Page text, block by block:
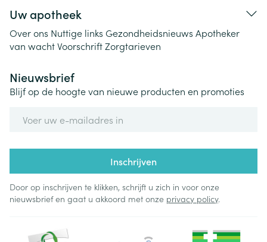
Uw apotheek
Over ons Nuttige links Gezondheidsnieuws Apotheker
van wachtVoorschriftZorgtarieven
Nieuwsbrief
Blijf op de hoogte van nieuwe producten en promoties
Inschrijven
Door op inschrijven te klikken, schrijft u zich in voor onze
nieuwsbrief en gaat u akkoord met onze privacy policy.